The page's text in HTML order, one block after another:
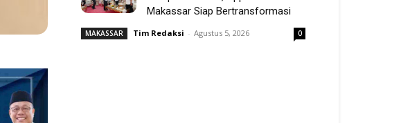
Makassar Siap Bertransformasi
MAKASSAR Tim Redaksi - Agustus 5, 2026 0